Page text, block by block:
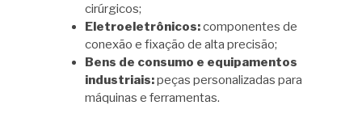
cirúrgicos;
Eletroeletrônicos:componentes de
conexão e fixação de alta precisão;
Bens de consumo e equipamentos
industriais:peças personalizadas para
máquinas e ferramentas.